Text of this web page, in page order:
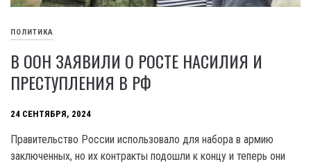
ПОЛИТИКА
В ООН ЗАЯВИЛИ О РОСТЕ НАСИЛИЯ И
ПРЕСТУПЛЕНИЯ В РФ
24 СЕНТЯБРЯ, 2024
Правительство России использовало для набора в армию
заключенных, но их контракты подошли к концу и теперь они